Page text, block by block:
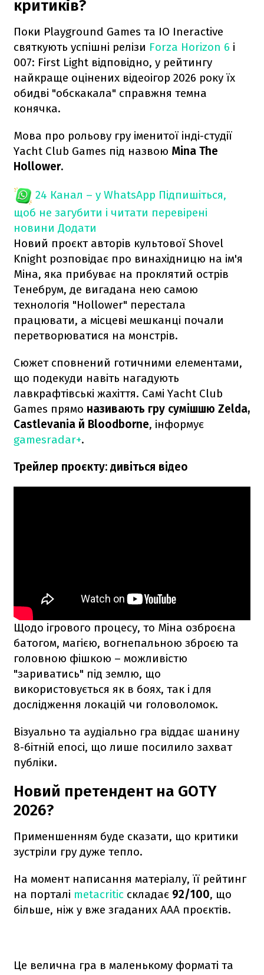
критиків?
Поки Playground Games та IO Ineractive
святкують успішні релізи Forza Horizon 6 і
007: First Light відповідно, у рейтингу
найкраще оцінених відеоігор 2026 року їх
обидві "обскакала" справжня темна
конячка.
Мова про рольову гру іменитої інді-студії
Yacht Club Games під назвою Mina The
Hollower.
24 Канал – у WhatsApp Підпишіться,
щоб не загубити і читати перевірені
новини Додати
Новий проєкт авторів культової Shovel
Knight розповідає про винахідницю на ім'я
Міна, яка прибуває на проклятий острів
Тенебрум, де вигадана нею самою
технологія "Hollower" перестала
працювати, а місцеві мешканці почали
перетворюватися на монстрів.
Сюжет сповнений готичними елементами,
що подекуди навіть нагадують
лавкрафтівські жахіття. Самі Yacht Club
Games прямо називають гру сумішшю Zelda,
Castlevania й Bloodborne, інформує
gamesradar+.
Трейлер проєкту: дивіться відео
Щодо ігрового процесу, то Міна озброєна
батогом, магією, вогнепальною зброєю та
головною фішкою – можливістю
"зариватись" під землю, що
використовується як в боях, так і для
дослідження локацій чи головоломок.
Візуально та аудіально гра віддає шанину
8-бітній епосі, що лише посилило захват
публіки.
Новий претендент на GOTY
2026?
Применшенням буде сказати, що критики
зустріли гру дуже тепло.
На момент написання матеріалу, її рейтинг
на порталі metacritic складає 92/100, що
більше, ніж у вже згаданих ААА проєктів.
Це велична гра в маленькому форматі та